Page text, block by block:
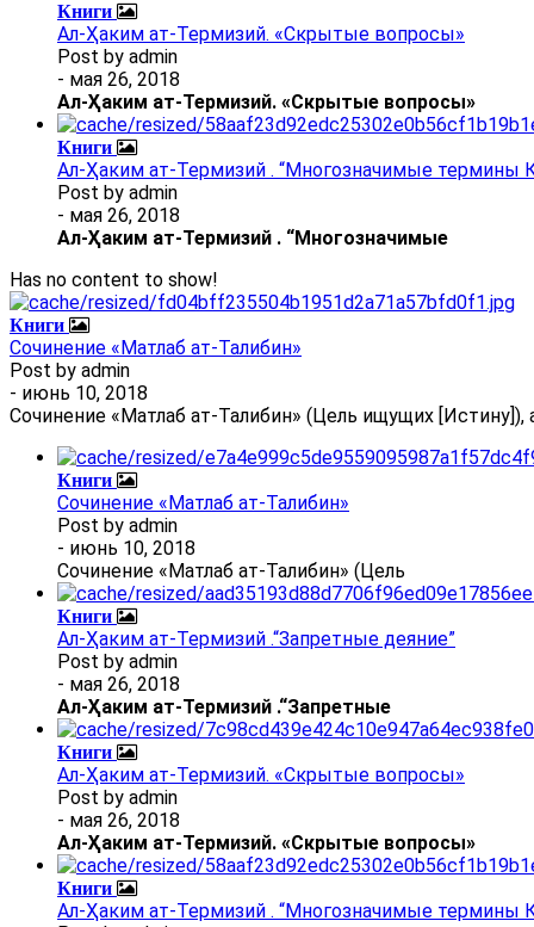
Книги
Ал-Ҳаким ат-Термизий. «Скрытые вопросы»
Post by admin
- мая 26, 2018
Ал-Ҳаким ат-Термизий. «Скрытые вопросы»
Книги
Ал-Ҳаким ат-Термизий . “Многозначимые термины
Post by admin
- мая 26, 2018
Ал-Ҳаким ат-Термизий . “Многозначимые
Has no content to show!
Книги
Сочинение «Матлаб ат-Талибин»
Post by admin
- июнь 10, 2018
Сочинение «Матлаб ат-Талибин» (Цель ищущих
Книги
Сочинение «Матлаб ат-Талибин»
Post by admin
- июнь 10, 2018
Сочинение «Матлаб ат-Талибин» (Цель
Книги
Ал-Ҳаким ат-Термизий .“Запретные деяние”
Post by admin
- мая 26, 2018
Ал-Ҳаким ат-Термизий .“Запретные
Книги
Ал-Ҳаким ат-Термизий. «Скрытые вопросы»
Post by admin
- мая 26, 2018
Ал-Ҳаким ат-Термизий. «Скрытые вопросы»
Книги
Ал-Ҳаким ат-Термизий . “Многозначимые термины